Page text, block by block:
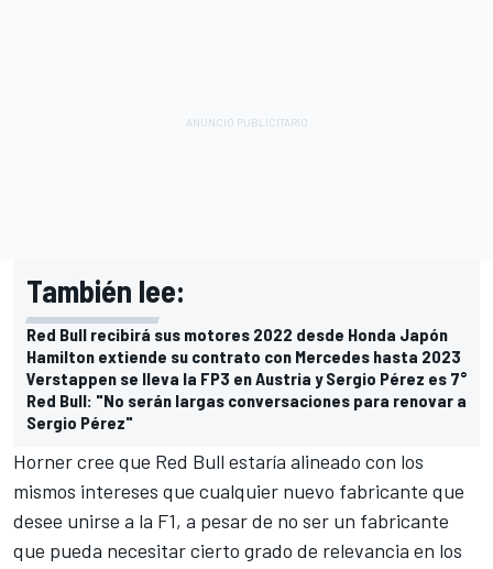
También lee:
Red Bull recibirá sus motores 2022 desde Honda Japón
Hamilton extiende su contrato con Mercedes hasta 2023
Verstappen se lleva la FP3 en Austria y Sergio Pérez es 7°
Red Bull: "No serán largas conversaciones para renovar a
Sergio Pérez"
Horner cree que Red Bull estaría alineado con los
mismos intereses que cualquier nuevo fabricante que
desee unirse a la F1, a pesar de no ser un fabricante
que pueda necesitar cierto grado de relevancia en los